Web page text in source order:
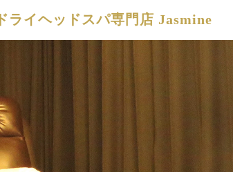
ドライヘッドスパ専門店 Jasmine